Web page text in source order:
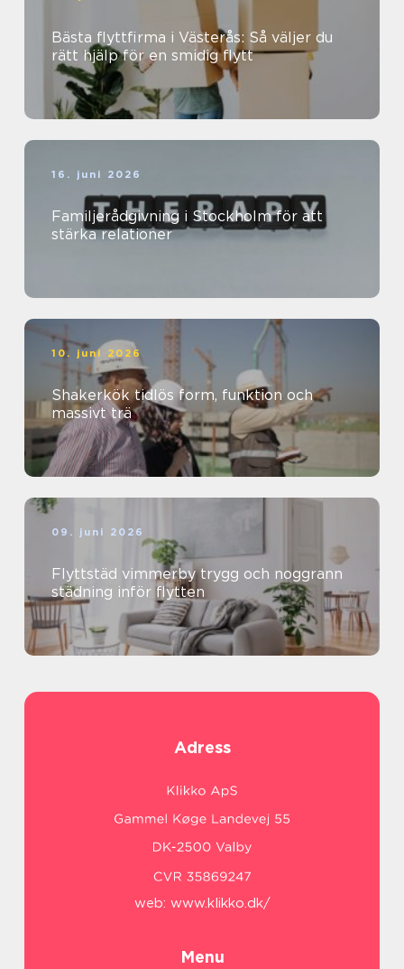
Bästa flyttfirma i Västerås: Så väljer du
rätt hjälp för en smidig flytt
16. juni 2026
Familjerådgivning i Stockholm för att
stärka relationer
10. juni 2026
Shakerkök tidlös form, funktion och
massivt trä
09. juni 2026
Flyttstäd vimmerby trygg och noggrann
städning inför flytten
Adress
web: www.klikko.dk/
Menu